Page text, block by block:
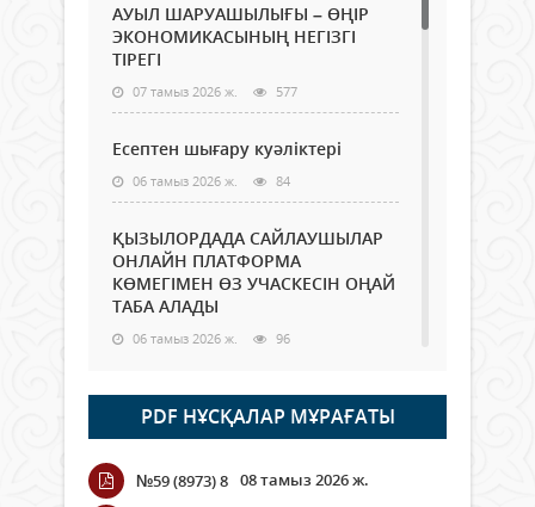
АУЫЛ ШАРУАШЫЛЫҒЫ – ӨҢІР
ЭКОНОМИКАСЫНЫҢ НЕГІЗГІ
ТІРЕГІ
07 тамыз 2026 ж. 577
Есептен шығару куәліктері
06 тамыз 2026 ж. 84
ҚЫЗЫЛОРДАДА САЙЛАУШЫЛАР
ОНЛАЙН ПЛАТФОРМА
КӨМЕГІМЕН ӨЗ УЧАСКЕСІН ОҢАЙ
ТАБА АЛАДЫ
06 тамыз 2026 ж. 96
Open Air: Қызылорда облысы
полиция департаменті 20
мыңнан астам көрерменнің
қауіпсіздігін қамтамасыз етті
06 тамыз 2026 ж.
PDF НҰСҚАЛАР МҰРАҒАТЫ
№59 (8973) 8 08 тамыз 2026 ж.